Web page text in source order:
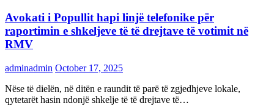
Avokati i Popullit hapi linjë telefonike për
raportimin e shkeljeve të të drejtave të votimit në
RMV
adminadmin October 17, 2025
Nëse të dielën, në ditën e raundit të parë të zgjedhjeve lokale,
qytetarët hasin ndonjë shkelje të të drejtave të…